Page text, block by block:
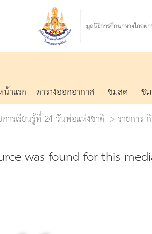
น้าแรก ตารางออกอากาศ ชมสด ช
ารเรียนรู้ที่ 24 วันพ่อแห่งชาติ
รายการ
was found for this